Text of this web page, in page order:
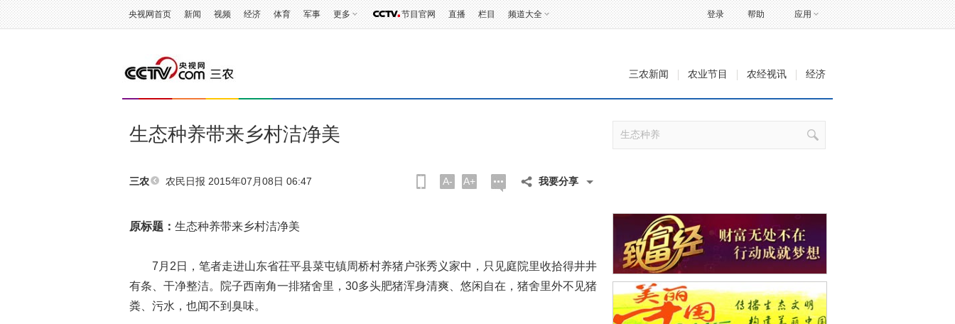
央视网首页 新闻 视频 经济 体育 军事 更多 节目官网 直播 栏目 频道大全 帮助 应用
登录
三农新闻 农业节目 农经视讯 经济
生态种养带来乡村洁净美
三农 农民日报 2015年07月08日 06:47 A- A+ 我要分享
原标题： 生态种养带来乡村洁净美
7月2日，笔者走进山东省茌平县菜屯镇周桥村养猪户张秀义家中，只见庭院里收拾得井井
有条、干净整洁。院子西南角一排猪舍里，30多头肥猪浑身清爽、悠闲自在，猪舍里外不见猪
粪、污水，也闻不到臭味。